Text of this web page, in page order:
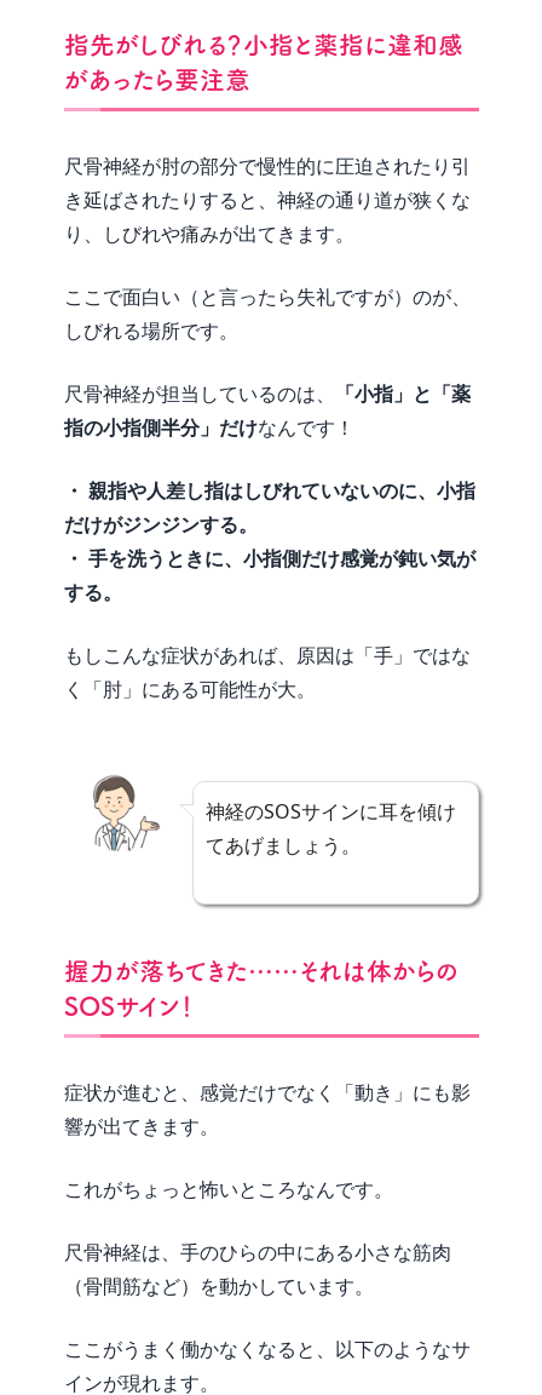
指先がしびれる？小指と薬指に違和感
があったら要注意
尺骨神経が肘の部分で慢性的に圧迫されたり引
き延ばされたりすると、神経の通り道が狭くな
り、しびれや痛みが出てきます。
ここで面白い（と言ったら失礼ですが）のが、
しびれる場所です。
尺骨神経が担当しているのは、
「小指」と「薬
指の小指側半分」だけなんです！
・ 親指や人差し指はしびれていないのに、小指
だけがジンジンする。
・ 手を洗うときに、小指側だけ感覚が鈍い気が
する。
もしこんな症状があれば、原因は「手」ではな
く「肘」にある可能性が大。
神経のSOSサインに耳を傾け
てあげましょう。
握力が落ちてきた……それは体からの
SOSサイン！
症状が進むと、感覚だけでなく「動き」にも影
響が出てきます。
これがちょっと怖いところなんです。
尺骨神経は、手のひらの中にある小さな筋肉
（骨間筋など）を動かしています。
ここがうまく働かなくなると、以下のようなサ
インが現れます。